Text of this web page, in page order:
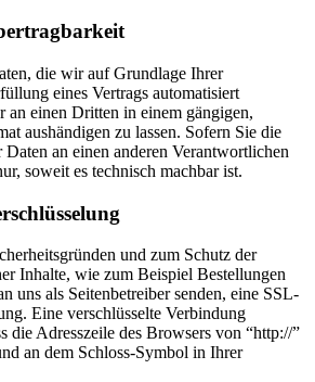
die wir auf Grundlage Ihrer
eines Vertrags automatisiert
an einen Dritten in einem gängigen,
aushändigen zu lassen. Sofern Sie die
an einen anderen Verantwortlichen
soweit es technisch machbar ist.
und zum Schutz der
Inhalte, wie zum Beispiel Bestellungen
uns als Seitenbetreiber senden, eine SSL-
Eine verschlüsselte Verbindung
die Adresszeile des Browsers von “http://”
an dem Schloss-Symbol in Ihrer